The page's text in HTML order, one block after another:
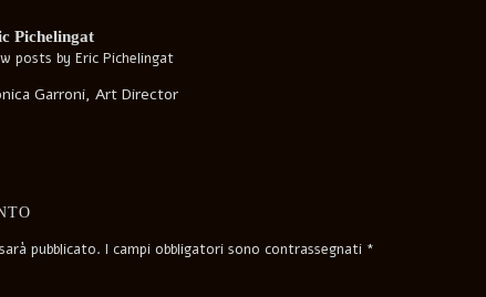
Pichelingat
posts by Eric Pichelingat
Garroni, Art Director
pubblicato. I campi obbligatori sono contrassegnati *